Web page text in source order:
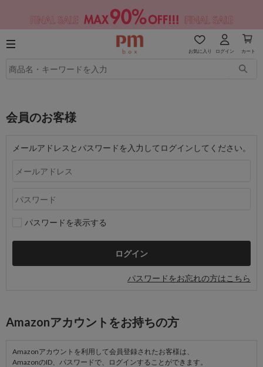
お気に入り ログイン カート
会員のお客様
メールアドレスとパスワードを入力してログインしてください。
パスワードを表示する
パスワードをお忘れの方はこちら
Amazonアカウントをお持ちの方
Amazonアカウントを利用して会員登録されたお客様は、
AmazonのID、パスワードで、ログインすることができます。